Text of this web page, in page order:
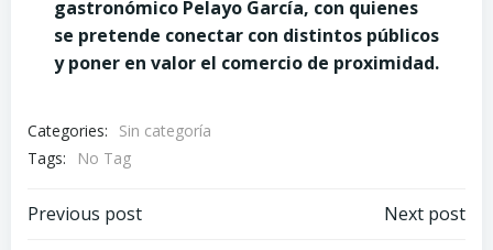
gastronómico Pelayo García, con quienes
se pretende conectar con distintos públicos
y poner en valor el comercio de proximidad.
Categories:
Sin categoría
Tags:
No Tag
Post
Previous post Next post